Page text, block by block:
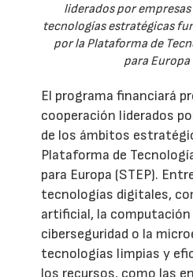
liderados por
tecnologías estratégicas
por la Plataforma de
para Europa
El programa financiará
cooperación liderados
de los ámbitos
Plataforma de
para Europa (STEP).
tecnologías digitales,
artificial, la computación
ciberseguridad o la
tecnologías limpias y
los recursos, como las